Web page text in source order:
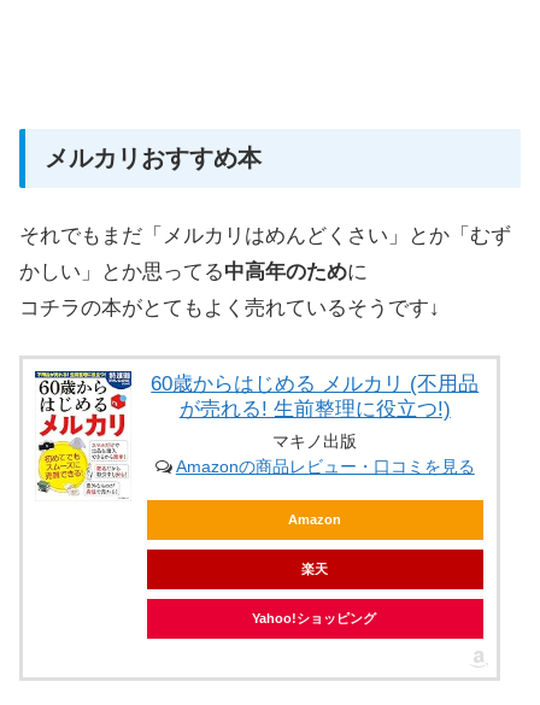
メルカリおすすめ本
それでもまだ「メルカリはめんどくさい」とか「むず
かしい」とか思ってる中高年のために
コチラの本がとてもよく売れているそうです↓
60歳からはじめる メルカリ (不用品
が売れる! 生前整理に役立つ!)
マキノ出版
Amazonの商品レビュー・口コミを見る
Amazon
楽天
Yahoo!ショッピング